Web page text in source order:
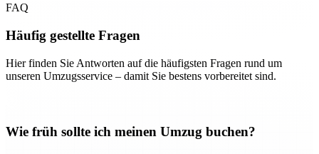
FAQ
Häufig gestellte Fragen
Hier finden Sie Antworten auf die häufigsten Fragen rund um
unseren Umzugsservice – damit Sie bestens vorbereitet sind.
Wie früh sollte ich meinen Umzug buchen?